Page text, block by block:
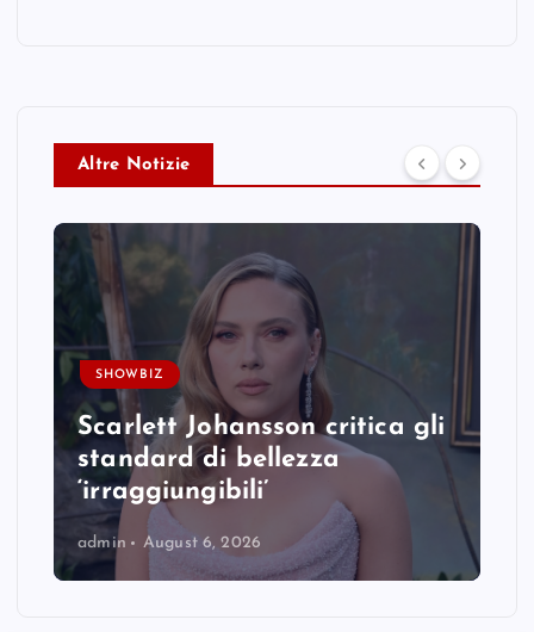
Altre Notizie
SHOWBIZ
Scarlett Johansson critica gli
standard di bellezza
‘irraggiungibili’
admin August 6, 2026